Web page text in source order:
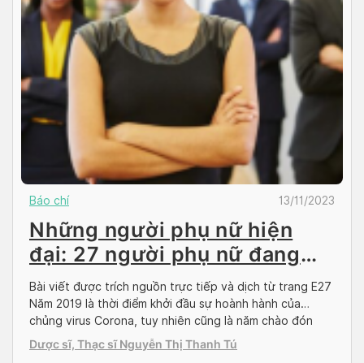
Báo chí 13/11/2023
Những người phụ nữ hiện
đại: 27 người phụ nữ đang
dẫn dắt các công ty startup
đầy tiềm năng tại Đông Nam
Á
Bài viết được trích nguồn trực tiếp và dịch từ trang E27
Năm 2019 là thời điểm khởi đầu sự hoành hành của
chủng virus Corona, tuy nhiên cũng là năm chào đón
một loạt những nhà lãnh đạo nữ, những người đã khơi
dậy sự đổi mới trên mọi mặt trận. Đại dịch COVID-19 đã
Dược sĩ, Thạc sĩ Nguyễn Thị Thanh Tú